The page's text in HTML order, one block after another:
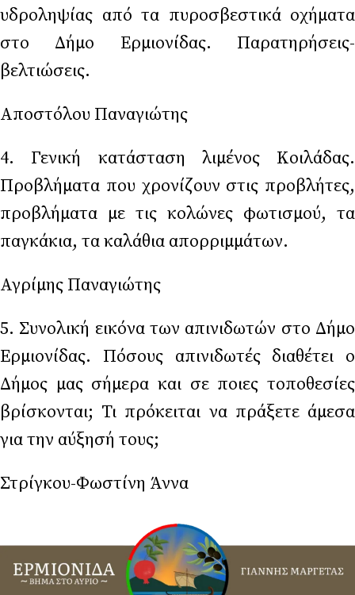
υδροληψίας από τα πυροσβεστικά οχήματα
στο Δήμο Ερμιονίδας. Παρατηρήσεις-
βελτιώσεις.
Αποστόλου Παναγιώτης
4. Γενική κατάσταση λιμένος Κοιλάδας.
Προβλήματα που χρονίζουν στις προβλήτες,
προβλήματα με τις κολώνες φωτισμού, τα
παγκάκια, τα καλάθια απορριμμάτων.
Αγρίμης Παναγιώτης
5. Συνολική εικόνα των απινιδωτών στο Δήμο
Ερμιονίδας. Πόσους απινιδωτές διαθέτει ο
Δήμος μας σήμερα και σε ποιες τοποθεσίες
βρίσκονται; Τι πρόκειται να πράξετε άμεσα
για την αύξησή τους;
Στρίγκου-Φωστίνη Άννα